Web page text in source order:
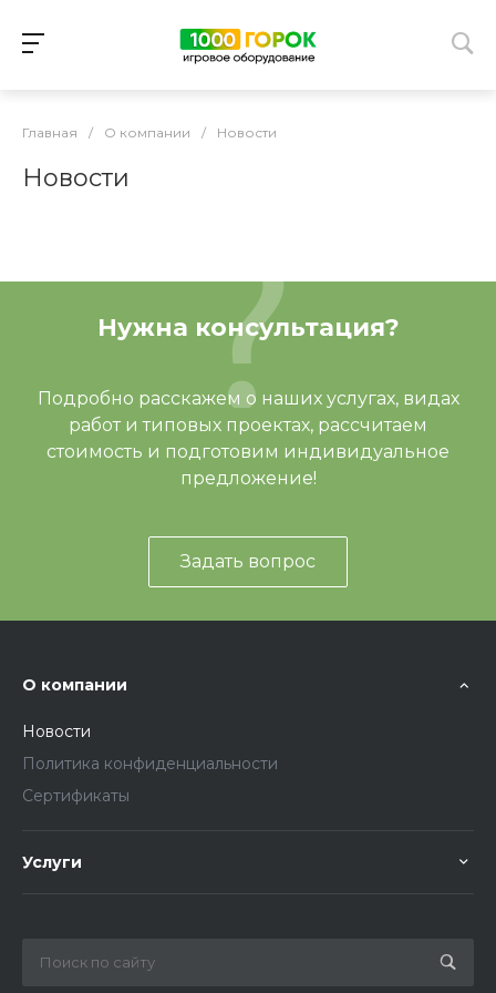
Главная / О компании / Новости
Новости
Нужна консультация?
Подробно расскажем о наших услугах, видах
работ и типовых проектах, рассчитаем
стоимость и подготовим индивидуальное
предложение!
Задать вопрос
О компании
Новости
Политика конфиденциальности
Сертификаты
Услуги